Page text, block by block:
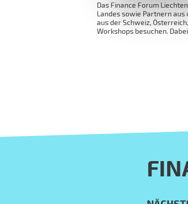
Das Finance Forum
Landes sowie Partnern
aus der Schweiz,
Workshops besuchen.